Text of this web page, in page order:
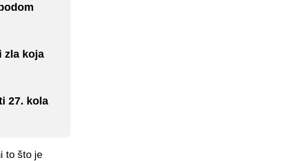
zla koja
27. kola
to što je